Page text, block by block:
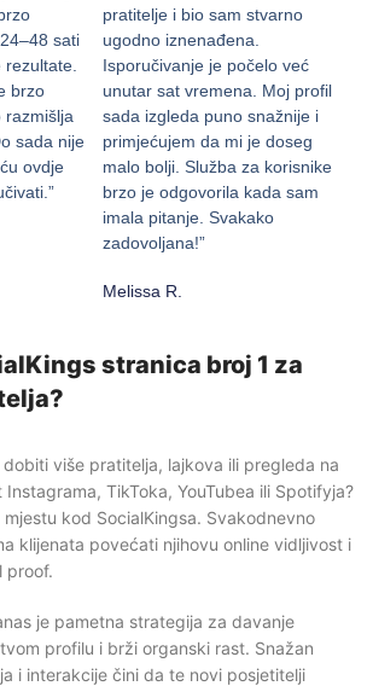
sati
brzo
razmišlja
sada nije
ovdje
pratitelje i bio sam stvarno
ugodno iznenađena.
Isporučivanje je počelo već
unutar sat vremena. Moj profil
sada izgleda puno snažnije i
primjećujem da mi je doseg
malo bolji. Služba za korisnike
brzo je odgovorila kada sam
imala pitanje. Svakako
zadovoljana!”
Melissa R.
stranica broj 1 za
više pratitelja, lajkova ili pregleda na
TikToka, YouTubea ili Spotifyja?
kod SocialKingsa. Svakodnevno
klijenata povećati njihovu online vidljivost i
proof.
je pametna strategija za davanje
profilu i brži organski rast. Snažan
i interakcije čini da te novi posjetitelji